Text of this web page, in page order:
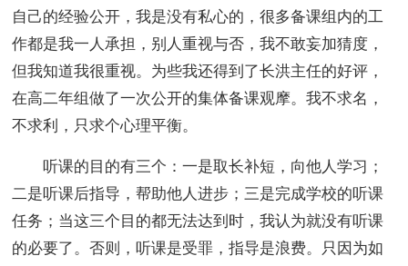
自己的经验公开，我是没有私心的，很多备课组内的工
作都是我一人承担，别人重视与否，我不敢妄加猜度，
但我知道我很重视。为些我还得到了长洪主任的好评，
在高二年组做了一次公开的集体备课观摩。我不求名，
不求利，只求个心理平衡。
听课的目的有三个：一是取长补短，向他人学习；
二是听课后指导，帮助他人进步；三是完成学校的听课
任务；当这三个目的都无法达到时，我认为就没有听课
的必要了。否则，听课是受罪，指导是浪费。只因为如